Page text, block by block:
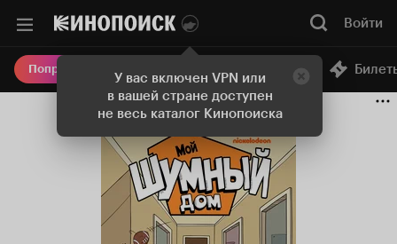
У вас включен VPN или
в вашей стране доступен
не весь каталог Кинопоиска
Войти
Попробовать Плюс Онлайн-кинотеатр